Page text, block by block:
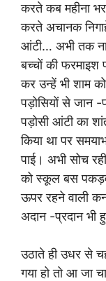
करते कब महीना
करते अचानक
आंटी… अभी तक
बच्चों की फरमाइश
कर उन्हें भी शाम
पड़ोसियों से जान -
पड़ोसी आंटी का
किया था पर
पाई। अभी सोच
को स्कूल बस
ऊपर रहने वाली
अदान -प्रदान भी
उठाते ही उधर से
गया हो तो आ जा